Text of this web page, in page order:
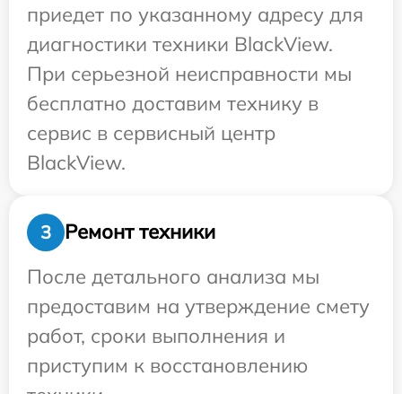
приедет по указанному адресу для
диагностики техники BlackView.
При серьезной неисправности мы
бесплатно доставим технику в
сервис в сервисный центр
BlackView.
3
Ремонт техники
После детального анализа мы
предоставим на утверждение смету
работ, сроки выполнения и
приступим к восстановлению